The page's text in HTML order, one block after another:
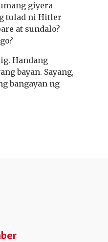
giyera
tulad ni Hitler
at sundalo?
Handang
bayan. Sayang,
bangayan ng